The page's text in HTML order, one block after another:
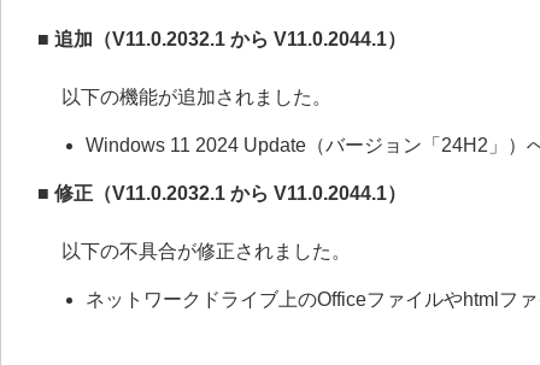
■ 追加（V11.0.2032.1 から V11.0.2044.1）
以下の機能が追加されました。
Windows 11 2024 Update（バージョン「24H2」）
■ 修正（V11.0.2032.1 から V11.0.2044.1）
以下の不具合が修正されました。
ネットワークドライブ上のOfficeファイルやhtmlフ